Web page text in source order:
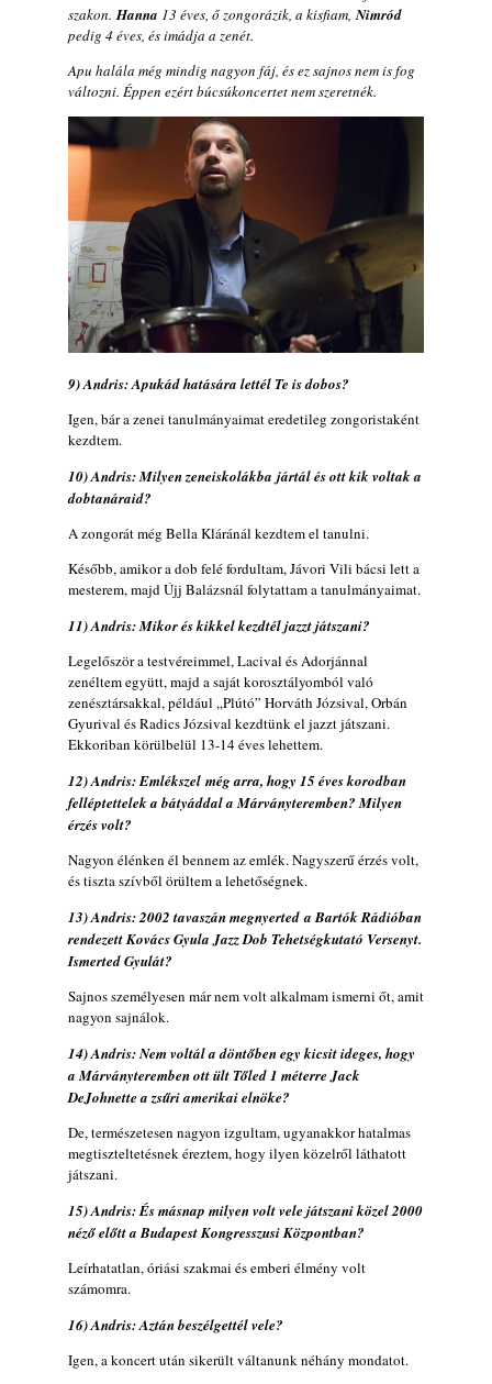
szakon.Hanna 13 éves, ő zongorázik, a kisfiam,Nimród
pedig 4 éves, és imádja a zenét.
Apu halála még mindig nagyon fáj, és ez sajnos nem is fog
változni. Éppen ezért búcsúkoncertet nem szeretnék.
9) Andris: Apukád hatására lettél Te is dobos?
Igen, bár a zenei tanulmányaimat eredetileg zongoristaként
kezdtem.
10) Andris: Milyen zeneiskolákba jártál és ott kik voltak a
dobtanáraid?
A zongorát még Bella Kláránál kezdtem el tanulni.
Később, amikor a dob felé fordultam, Jávori Vili bácsi lett a
mesterem, majd Újj Balázsnál folytattam a tanulmányaimat.
11) Andris: Mikor és kikkel kezdtél jazzt játszani?
Legelőször a testvéreimmel, Lacival és Adorjánnal
zenéltem együtt, majd a saját korosztályomból való
zenésztársakkal, például „Plútó” Horváth Józsival, Orbán
Gyurival és Radics Józsival kezdtünk el jazzt játszani.
Ekkoriban körülbelül 13-14 éves lehettem.
12) Andris: Emlékszel még arra, hogy 15 éves korodban
felléptettelek a bátyáddal a Márványteremben? Milyen
érzés volt?
Nagyon élénken él bennem az emlék. Nagyszerű érzés volt,
és tiszta szívből örültem a lehetőségnek.
13) Andris: 2002 tavaszán megnyerted a Bartók Rádióban
rendezett Kovács Gyula Jazz Dob Tehetségkutató Versenyt.
Ismerted Gyulát?
Sajnos személyesen már nem volt alkalmam ismerni őt, amit
nagyon sajnálok.
14) Andris: Nem voltál a döntőben egy kicsit ideges, hogy
a Márványteremben ott ült Tőled 1 méterre Jack
DeJohnette a zsűri amerikai elnöke?
De, természetesen nagyon izgultam, ugyanakkor hatalmas
megtiszteltetésnek éreztem, hogy ilyen közelről láthatott
játszani.
15) Andris: És másnap milyen volt vele játszani közel 2000
néző előtt a Budapest Kongresszusi Központban?
Leírhatatlan, óriási szakmai és emberi élmény volt
számomra.
16) Andris: Aztán beszélgettél vele?
Igen, a koncert után sikerült váltanunk néhány mondatot.